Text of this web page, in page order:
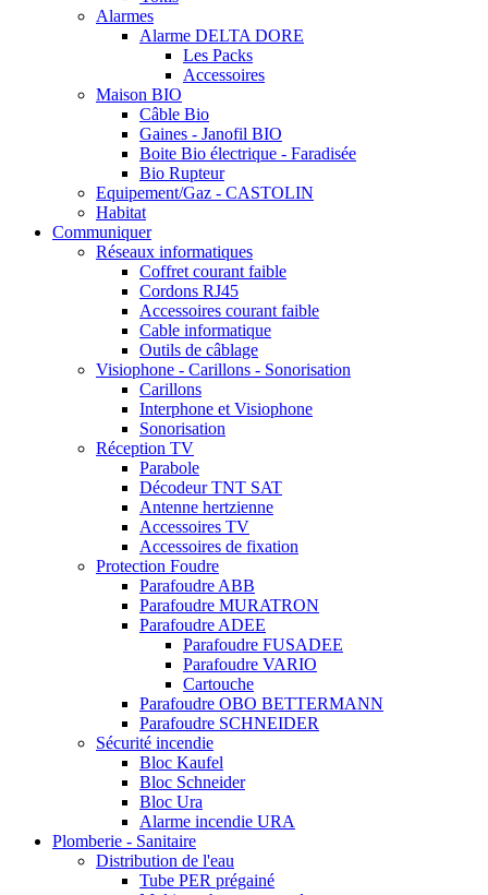
Alarmes
Alarme DELTA DORE
Les Packs
Accessoires
Maison BIO
Câble Bio
Gaines - Janofil BIO
Boite Bio électrique - Faradisée
Bio Rupteur
Equipement/Gaz - CASTOLIN
Habitat
Communiquer
Réseaux informatiques
Coffret courant faible
Cordons RJ45
Accessoires courant faible
Cable informatique
Outils de câblage
Visiophone - Carillons - Sonorisation
Carillons
Interphone et Visiophone
Sonorisation
Réception TV
Parabole
Décodeur TNT SAT
Antenne hertzienne
Accessoires TV
Accessoires de fixation
Protection Foudre
Parafoudre ABB
Parafoudre MURATRON
Parafoudre ADEE
Parafoudre FUSADEE
Parafoudre VARIO
Cartouche
Parafoudre OBO BETTERMANN
Parafoudre SCHNEIDER
Sécurité incendie
Bloc Kaufel
Bloc Schneider
Bloc Ura
Alarme incendie URA
Plomberie - Sanitaire
Distribution de l'eau
Tube PER prégainé